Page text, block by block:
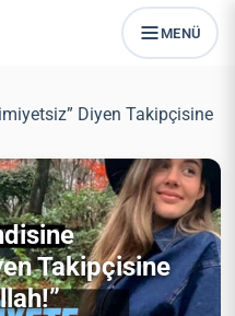
MENÜ
Diyen Takipçisine
Takipçisine